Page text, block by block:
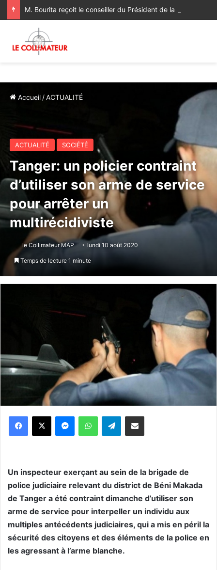
Accueil /ACTUALITÉ
ACTUALITÉ SOCIÉTÉ
Tanger: un policier contraint
d’utiliser son arme de service
pour arrêter un
multirécidiviste
le Collimateur MAP lundi 10 août 2020
Temps de lecture 1 minute
WhatsApp Telegram
Un inspecteur exerçant au sein de la brigade de
police judiciaire relevant du district de Béni Makada
de Tanger a été contraint dimanche d’utiliser son
arme de service pour interpeller un individu aux
multiples antécédents judiciaires, qui a mis en péril la
sécurité des citoyens et des éléments de la police en
les agressant à l’arme blanche.